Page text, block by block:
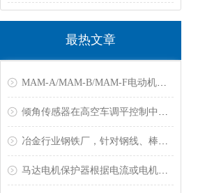
最热文章
MAM-A/MAM-B/MAM-F电动机保护器常见故障
倾角传感器在高空车调平控制中的应用
冶金行业钢铁厂，针对钢线、棒材测温解决方案
马达电机保护器根据电流或电机功率大小来选购?